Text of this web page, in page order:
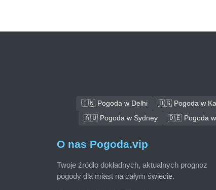
🇮🇳 Pogoda w Delhi 🇺🇬 Pogoda w
🇦🇺 Pogoda w Sydney
🇩🇪 Pogoda w
O nas Pogoda.vip
Twoje źródło dokładnych, aktualnych prognoz
pogody dla miast na całym świecie.